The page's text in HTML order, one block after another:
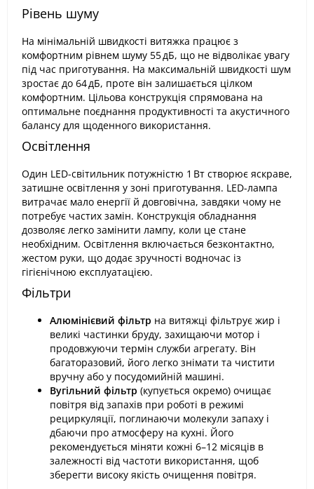
Рівень шуму
На мінімальній швидкості витяжка працює з
комфортним рівнем шуму 55 дБ, що не відволікає увагу
під час приготування. На максимальній швидкості шум
зростає до 64 дБ, проте він залишається цілком
комфортним. Цільова конструкція спрямована на
оптимальне поєднання продуктивності та акустичного
балансу для щоденного використання.
Освітлення
Один LED-світильник потужністю 1 Вт створює яскраве,
затишне освітлення у зоні приготування. LED-лампа
витрачає мало енергії й довговічна, завдяки чому не
потребує частих замін. Конструкція обладнання
дозволяє легко замінити лампу, коли це стане
необхідним. Освітлення включається безконтактно,
жестом руки, що додає зручності водночас із
гігієнічною експлуатацією.
Фільтри
Алюмінієвий фільтр на витяжці фільтрує жир і
великі частинки бруду, захищаючи мотор і
продовжуючи термін служби агрегату. Він
багаторазовий, його легко знімати та чистити
вручну або у посудомийній машині.
Вугільний фільтр (купується окремо) очищає
повітря від запахів при роботі в режимі
рециркуляції, поглинаючи молекули запаху і
дбаючи про атмосферу на кухні. Його
рекомендується міняти кожні 6–12 місяців в
залежності від частоти використання, щоб
зберегти високу якість очищення повітря.